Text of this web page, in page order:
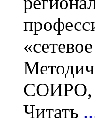
СОИРО,
Читать